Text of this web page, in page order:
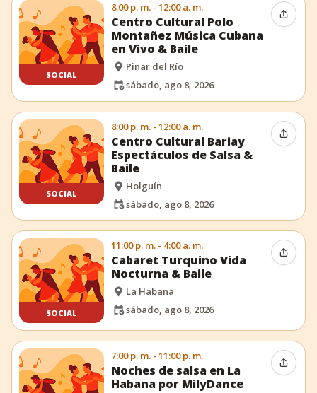
SOCIAL
8:00 p. m. - 12:00 a. m.
Centro Cultural Polo
Montañez Música Cubana
en Vivo & Baile
Pinar del Río
sábado, ago 8, 2026
SOCIAL
8:00 p. m. - 12:00 a. m.
Centro Cultural Bariay
Espectáculos de Salsa &
Baile
Holguín
sábado, ago 8, 2026
SOCIAL
11:00 p. m. - 4:00 a. m.
Cabaret Turquino Vida
Nocturna & Baile
La Habana
sábado, ago 8, 2026
7:00 p. m. - 11:00 p. m.
Noches de salsa en La
Habana por MilyDance